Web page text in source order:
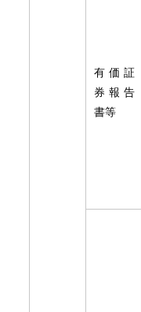
有価証
券報告
書等